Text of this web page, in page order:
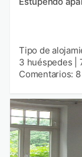
Tipo de
3 huéspedes
Comentarios: 8